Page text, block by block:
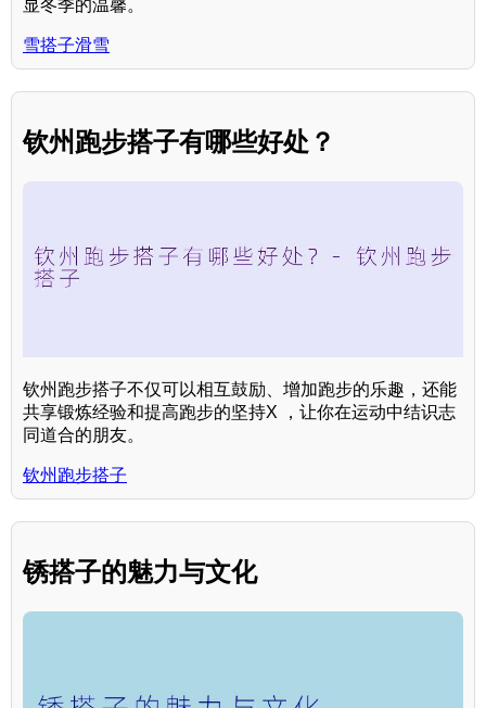
显冬季的温馨。
雪搭子滑雪
钦州跑步搭子有哪些好处？
钦州跑步搭子不仅可以相互鼓励、增加跑步的乐趣，还能
共享锻炼经验和提高跑步的坚持X ，让你在运动中结识志
同道合的朋友。
钦州跑步搭子
锈搭子的魅力与文化